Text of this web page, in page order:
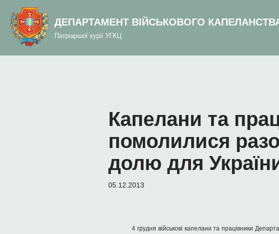
вмісту
Перейти
вмісту
ДЕПАРТАМЕНТ ВІЙСЬКОВОГО
Патріаршої курії УГКЦ
Капелани та
помолилися
долю для
05.12.2013
4 грудня військові капелани та працівники